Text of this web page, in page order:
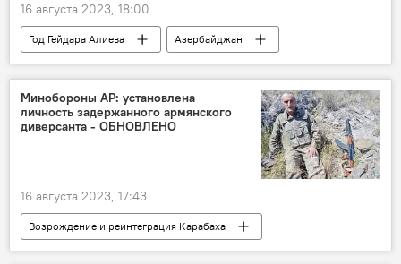
16 августа 2023, 18:00
Год Гейдара Алиева
Азербайджан
международный турнир
Дзюдо
Большой шлем
Гейдар Алиев
Минобороны АР: установлена
личность задержанного армянского
диверсанта - ОБНОВЛЕНО
16 августа 2023, 17:43
Возрождение и реинтеграция Карабаха
Азербайджан
Армения